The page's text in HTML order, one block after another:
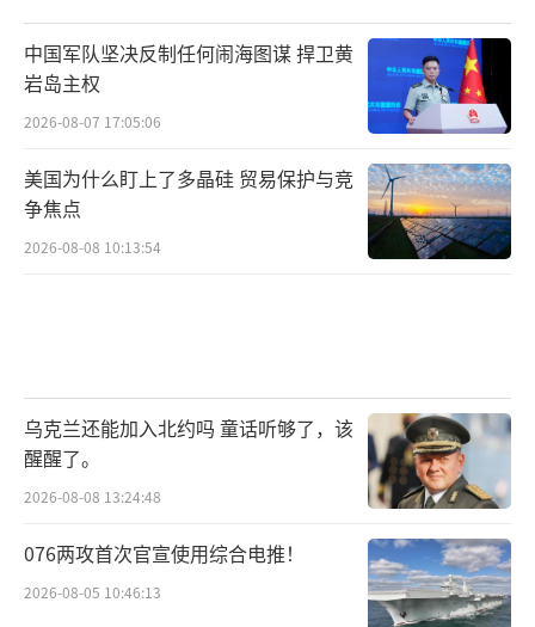
中国军队坚决反制任何闹海图谋 捍卫黄
岩岛主权
2026-08-07 17:05:06
美国为什么盯上了多晶硅 贸易保护与竞
争焦点
2026-08-08 10:13:54
乌克兰还能加入北约吗 童话听够了，该
醒醒了。
2026-08-08 13:24:48
076两攻首次官宣使用综合电推！
2026-08-05 10:46:13